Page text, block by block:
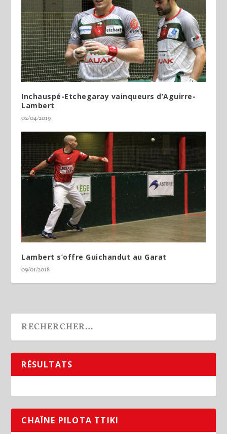
Inchauspé-Etchegaray vainqueurs d’Aguirre-
Lambert
02/04/2019
Lambert s’offre Guichandut au Garat
09/01/2018
RÉSULTATS
CHAÎNE PILOTA TTIKI